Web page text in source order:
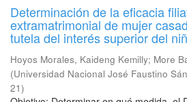
Determinación de la eficacia
extramatrimonial de mujer
tutela del interés superior del
Hoyos Morales, Kaideng Kemilly; More
(Universidad Nacional José Faustino
21)